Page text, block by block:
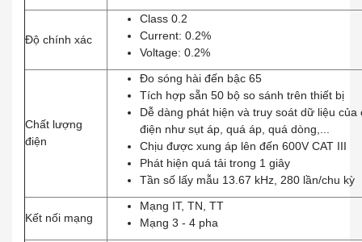
Độ chính xác
Class 0.2
Current: 0.2%
Voltage: 0.2%
Chất lượng
điện
Đo sóng hài đến bậc 65
Tích hợp sẵn 50 bộ so sánh trên thiết bị
Dễ dàng phát hiện và truy soát dữ liệu của
điện như sụt áp, quá áp, quá dòng,...
Chịu được xung áp lên đến 600V CAT III
Phát hiện quá tải trong 1 giây
Tần số lấy mẫu 13.67 kHz, 280 lần/chu kỳ
Kết nối mạng
Mạng IT, TN, TT
Mạng 3 - 4 pha